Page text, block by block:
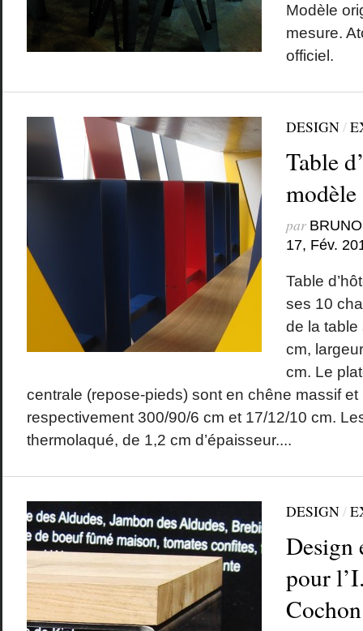
Modèle
mesure.
officiel.
DESIGN/
Table
par
17, Fév.
Table
ses 10
de la table
cm,
cm. Le
centrale (repose-pieds) sont en chêne massif et
respectivement 300/90/6 cm et 17/12/10 cm.
thermolaqué, de 1,2 cm d’épaisseur....
DESIGN/
Design
pour